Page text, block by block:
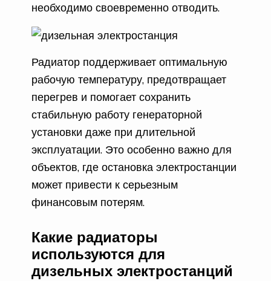
необходимо своевременно отводить.
Радиатор поддерживает оптимальную
рабочую температуру, предотвращает
перегрев и помогает сохранить
стабильную работу генераторной
установки даже при длительной
эксплуатации. Это особенно важно для
объектов, где остановка электростанции
может привести к серьезным
финансовым потерям.
Какие радиаторы
используются для
дизельных электростанций